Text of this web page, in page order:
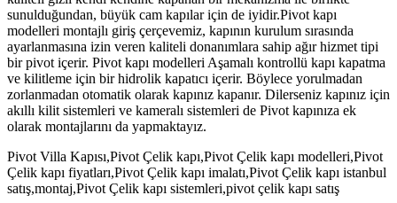
sunulduğundan, büyük cam kapılar için de iyidir.Pivot kapı
modelleri montajlı giriş çerçevemiz, kapının kurulum sırasında
ayarlanmasına izin veren kaliteli donanımlara sahip ağır hizmet tipi
bir pivot içerir. Pivot kapı modelleri Aşamalı kontrollü kapı kapatma
ve kilitleme için bir hidrolik kapatıcı içerir. Böylece yorulmadan
zorlanmadan otomatik olarak kapınız kapanır. Dilerseniz kapınız için
akıllı kilit sistemleri ve kameralı sistemleri de Pivot kapınıza ek
olarak montajlarını da yapmaktayız.
Pivot Villa Kapısı,Pivot Çelik kapı,Pivot Çelik kapı modelleri,Pivot
Çelik kapı fiyatları,Pivot Çelik kapı imalatı,Pivot Çelik kapı istanbul
satış,montaj,Pivot Çelik kapı sistemleri,pivot çelik kapı satış